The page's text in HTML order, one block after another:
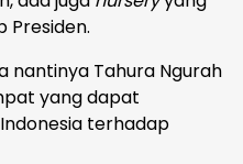
Presiden.
nantinya Tahura Ngurah
yang dapat
terhadap